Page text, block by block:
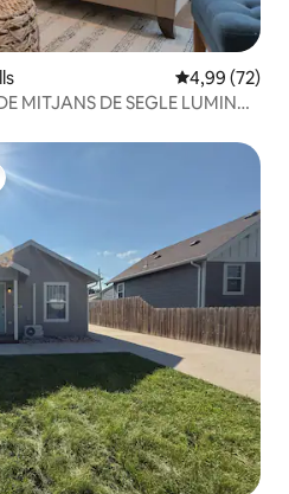
4,99 de
4,99 (72)
MITJANS DE SEGLE LUMINÓS